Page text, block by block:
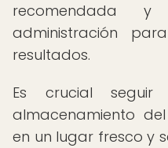
recomendada
administración
resultados.
Es crucial seguir
almacenamiento
en un lugar fresco y